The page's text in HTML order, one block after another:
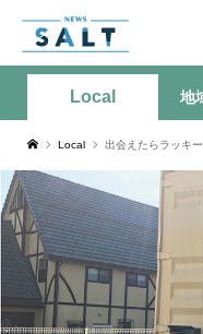
Local 地
Local 出会えたらラッキ